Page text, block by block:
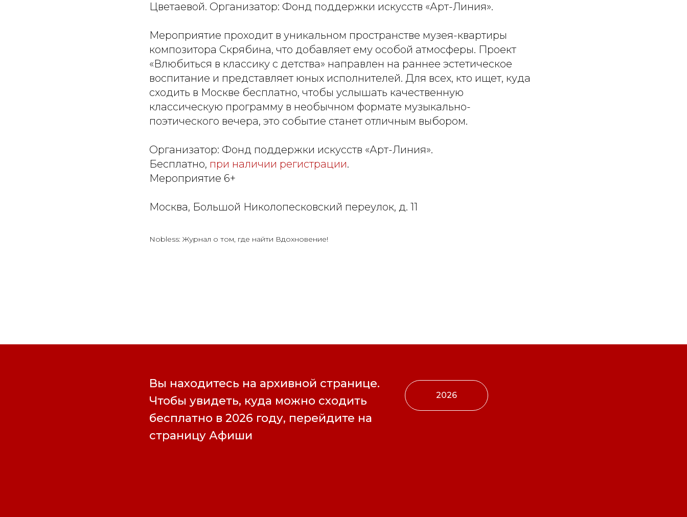
Цветаевой. Организатор: Фонд поддержки искусств «Арт-Линия».
Мероприятие проходит в уникальном пространстве музея-квартиры
композитора Скрябина, что добавляет ему особой атмосферы. Проект
«Влюбиться в классику с детства» направлен на раннее эстетическое
воспитание и представляет юных исполнителей. Для всех, кто ищет, куда
сходить в Москве бесплатно, чтобы услышать качественную
классическую программу в необычном формате музыкально-
поэтического вечера, это событие станет отличным выбором.
Организатор: Фонд поддержки искусств «Арт-Линия».
Бесплатно, при наличии регистрации.
Мероприятие 6+
Москва, Большой Николопесковский переулок, д. 11
Nobless: Журнал о том, где найти Вдохновение!
Вы находитесь на архивной странице.
Чтобы увидеть, куда можно сходить
бесплатно в 2026 году, перейдите на
страницу Афиши
2026